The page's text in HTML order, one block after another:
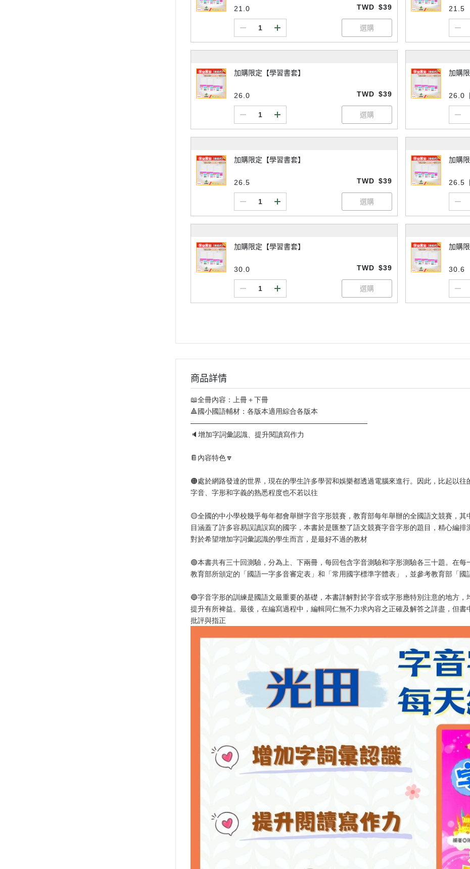
21.0 TWD $39 21.5
加購限定【學習書套】
26.0 TWD $39
加購
26.0
加購限定【學習書套】
26.5 TWD $39
加購
26.5
加購限定【學習書套】
30.0 TWD $39
加購
30.6
商品詳情
📖全冊內容：上冊＋下冊
🔺國小國語輔材：各版本適用綜合各版本
—————————————————————————
🔈增加字詞彙認識、提升閱讀寫作力
📔內容特色🔽
🟠處於網路發達的世界，現在的學生許多學習和娛樂都透過電腦來進行。因此，比起以
字音、字形和字義的熟悉程度也不若以往
🟡全國的中小學校幾乎每年都會舉辦字音字形競賽，教育部每年舉辦的全國語文競賽，
目涵蓋了許多容易誤讀誤寫的國字，本書於是匯整了語文競賽字音字形的題目，精心編排
對於希望增加字詞彙認識的學生而言，是最好不過的教材
🟢本書共有三十回測驗，分為上、下兩冊，每回包含字音測驗和字形測驗各三十題。在
教育部所頒定的「國語一字多音審定表」和「常用國字標準字體表」，並參考教育部「
🔵字音字形的訓練是國語文最重要的基礎，本書詳解對於字音或字形應特別注意的地方
提升有所裨益。最後，在編寫過程中，編輯同仁無不力求內容之正確及解答之詳盡，但
批評與指正